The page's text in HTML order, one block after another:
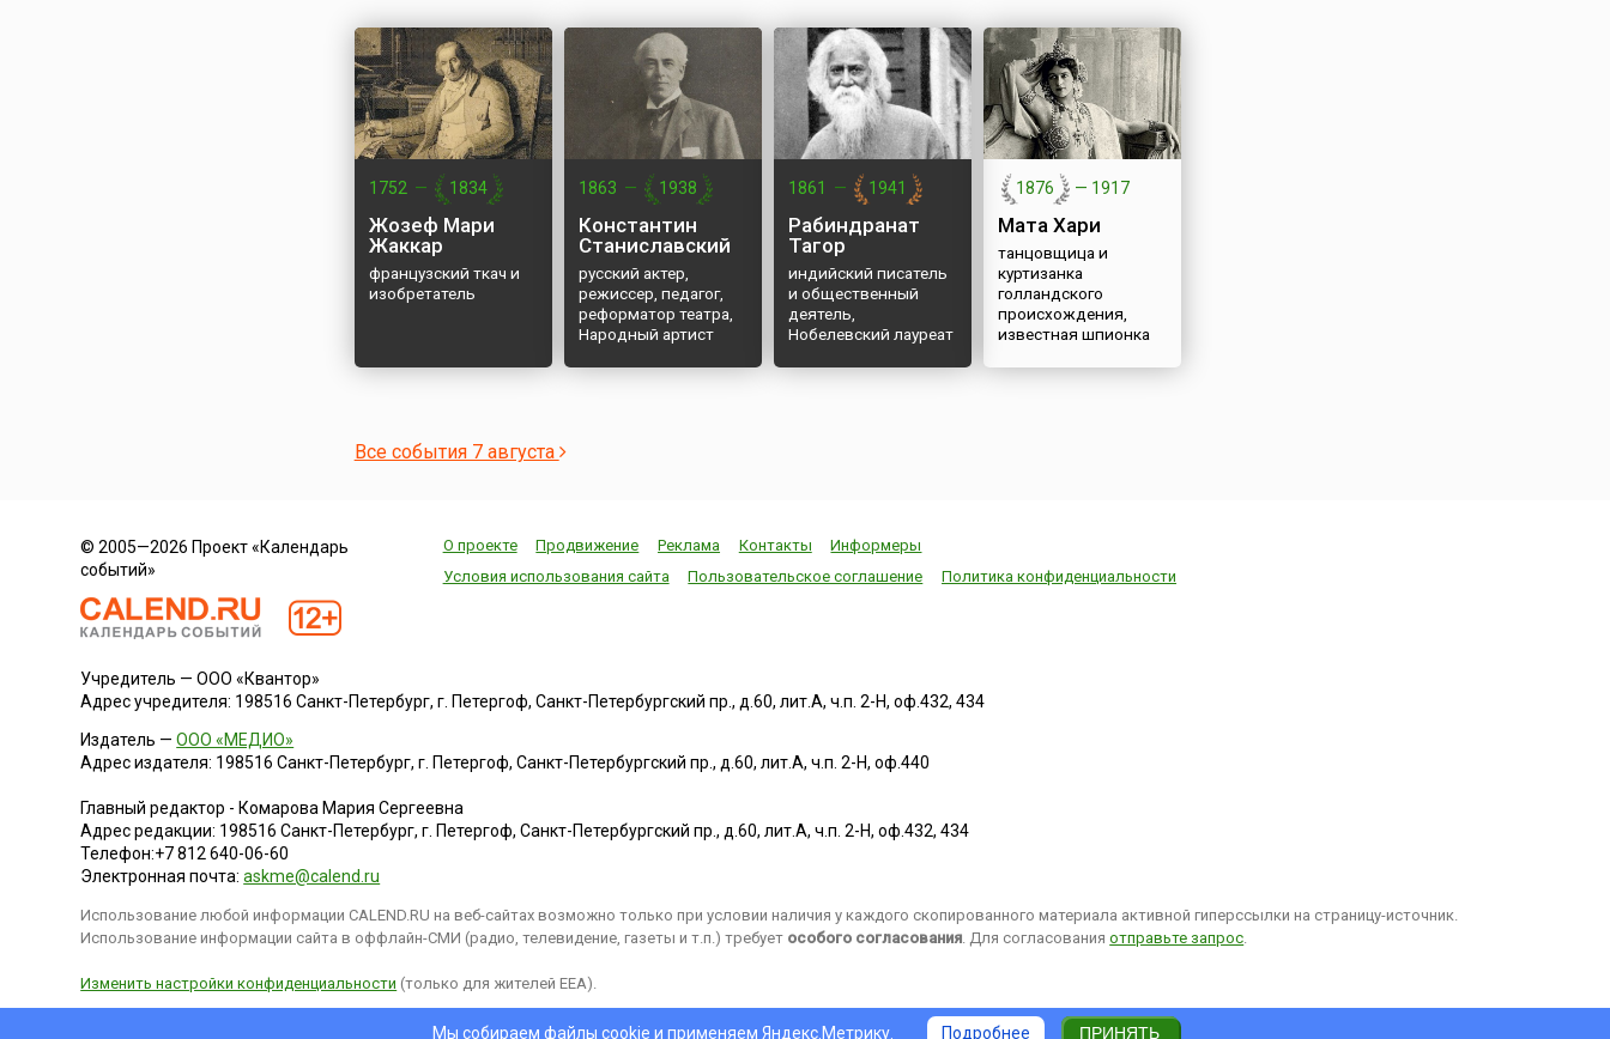
1752 — 1834
Жозеф Мари
Жаккар
французский ткач и
изобретатель
1863 — 1938
Константин
Станиславский
русский актер,
режиссер, педагог,
реформатор театра,
Народный артист
1861 — 1941
Рабиндранат
Тагор
индийский писатель
и общественный
деятель,
Нобелевский лауреат
1876 — 1917
Мата Хари
танцовщица и
куртизанка
голландского
происхождения,
известная шпионка
Все события 7 августа
© 2005—2026 Проект «Календарь
событий»
О проекте Продвижение Реклама Контакты
Информеры
Условия использования сайта
Пользовательское соглашение Политика конфиденциальности
Учредитель — ООО «Квантор»
Адрес учредителя: 198516 Санкт-Петербург, г. Петергоф, Санкт-Петербургский пр., д.60, лит.А, ч.п. 2-Н, оф.432, 434
Издатель —ООО «МЕДИО»
Адрес издателя: 198516 Санкт-Петербург, г. Петергоф, Санкт-Петербургский пр., д.60, лит.А, ч.п. 2-Н, оф.440
Главный редактор - Комарова Мария Сергеевна
Адрес редакции: 198516 Санкт-Петербург, г. Петергоф,Санкт-Петербургский пр., д.60, лит.А, ч.п. 2-Н, оф.432, 434
Телефон:+7 812 640-06-60
Электронная почта:askme@calend.ru
Использование любой информации CALEND.RU на веб-сайтах возможно только при условии наличия у каждого скопированного материала активной гиперссылки на страницу-источник.
Использование информации сайта в оффлайн-СМИ (радио, телевидение, газеты и т.п.) требует особого согласования. Для согласованияотправьте запрос.
Изменить настройки конфиденциальности (только для жителей EEA).
Мы собираем файлы cookie и применяем Яндекс.Метрику. Подробнее ПРИНЯТЬ